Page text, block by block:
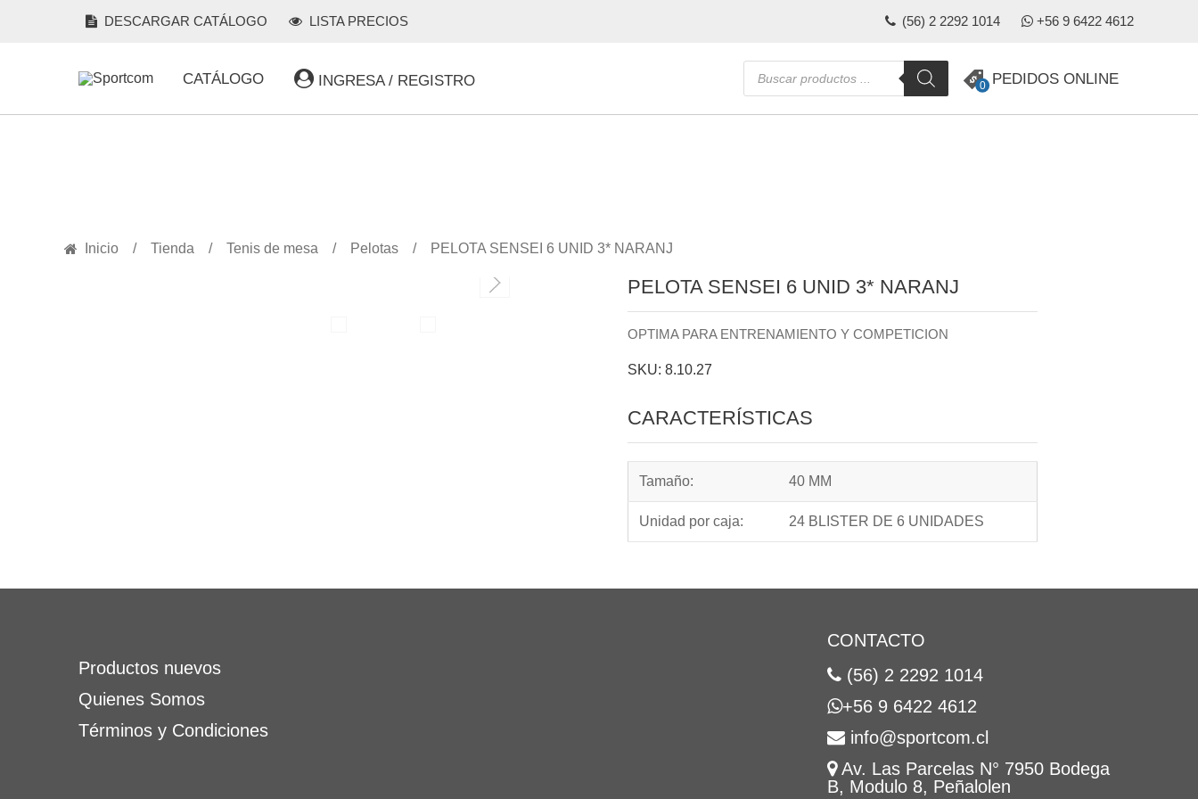
DESCARGAR CATÁLOGO LISTA PRECIOS (56) 2 2292 1014 +56 9 6422 4612
CATÁLOGO INGRESA / REGISTRO
Búsqueda
de
productos
0 PEDIDOS ONLINE
Inicio Tienda Tenis de mesa Pelotas PELOTA SENSEI 6 UNID 3* NARANJ
PELOTA SENSEI 6 UNID 3* NARANJ
OPTIMA PARA ENTRENAMIENTO Y COMPETICION
SKU: 8.10.27
CARACTERÍSTICAS
Tamaño: 40 MM
Unidad por caja: 24 BLISTER DE 6 UNIDADES
Productos nuevos
Quienes Somos
Términos y Condiciones
CONTACTO
(56) 2 2292 1014
+56 9 6422 4612
info@sportcom.cl
Av. Las Parcelas N° 7950 Bodega
B, Modulo 8, Peñalolen